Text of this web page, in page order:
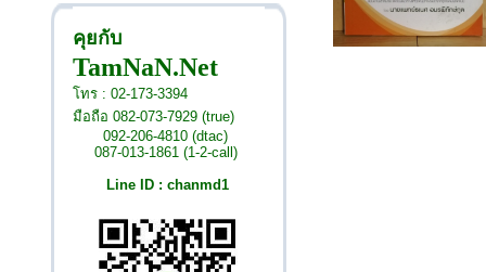
คุยกับ
TamNaN.Net
โทร : 02-173-3394
มือถือ 082-073-7929 (true)
092-206-4810 (dtac)
087-013-1861 (1-2-call)
Line ID : chanmd1